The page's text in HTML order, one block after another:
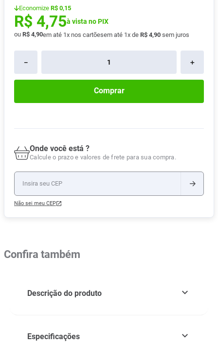
Economize R$ 0,15
R$ 4,75à vista no PIX
ou R$ 4,90em até 1x nos cartõesem até 1x de R$ 4,90 sem juros
＋
－
Comprar
Onde você está ?
Calcule o prazo e valores de frete para sua compra.
Não sei meu CEP
Confira também
Descrição do produto
Especificações
8º Pampers Confort Sec
9 Vitamina D
10º Soro Fisiológico